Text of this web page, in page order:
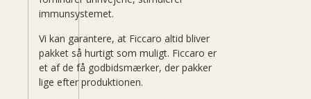
immunsystemet.
Vi kan garantere, at Ficcaro altid bliver
pakket så hurtigt som muligt. Ficcaro er
et af de få godbidsmærker, der pakker
lige efter produktionen.